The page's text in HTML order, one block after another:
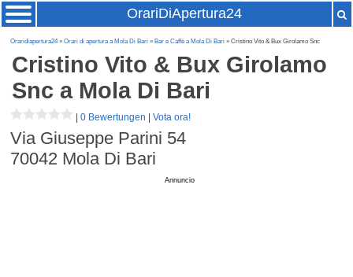
OrariDiApertura24
Oraridiapertura24»Orari di apertura a Mola Di Bari » Bar e Caffè a Mola Di Bari » Cristino Vito & Bux Girolamo Snc
Cristino Vito & Bux Girolamo
Snc a Mola Di Bari
|0 Bewertungen |Vota ora!
Via Giuseppe Parini 54
70042 Mola Di Bari
Annuncio